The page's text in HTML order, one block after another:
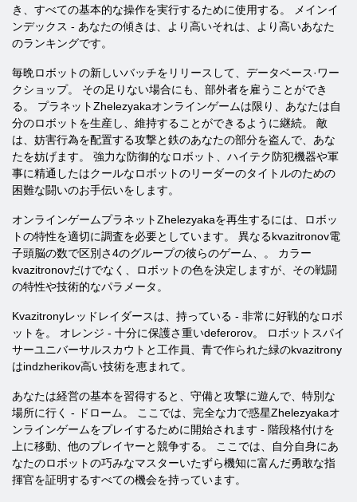
き、すべての基本的な操作を実行するために使用する。 メインイ
ンデックス - あなたの傾きは、より高いそれは、より高いあなた
のランキングです。
毎晩ロボットの新しいバッチをリリースして、データベース·ワー
クショップ。 その足りない場合にも、部外者を雇うことができ
る。 プラネットZhelezyakaオンラインゲームは限り、あなたは自
分のロボットを生産し、維持することができるように継続。 敵
は、妨害行為を配置する攻撃と鉄のあなたの部分を盗んで、あな
たを妨げます。 強力な防御的なロボット、ハイテク防犯機器や軍
事に精通したはクールなロボットのリーダーのタイトルのための
困難な闘いのお手伝いをします。
オンラインゲームプラネットZhelezyakaを再生するには、ロボッ
トの特性を適切に調査を必要としています。 異なるkvazitronov電
子頭脳の数で区別さ4のグループの彼らのゲーム、。 カラー
kvazitronovだけでなく、ロボットの色を決定しますが、その戦闘
の特性や技術的なパラメータ。
Kvazitronyレッドレイダースは、持っている - 非常に好戦的なロボ
ットを。 オレンジ - 十分に保護さ重いdeferorov。 ロボットスパイ
サーユニバーサルスカウトと工作員、青で作られた緑のkva​​zitrony
はindzherikov高い技術を恵まれて。
あなたは経営の基本を習得すると、守備と攻撃に遊んで、特別な
場所に行く - ドローム。 ここでは、完全な力で惑星Zhelezyakaオ
ンラインゲームをプレイするために開始されます - 階段格付けを
上​​に移動、他のプレイヤーと競争する。 ここでは、自分自身にあ
なたのロボットの巧みなマスターいたずら機知に富んだ勇敢な指
揮官を証明するすべての機会を持っています。